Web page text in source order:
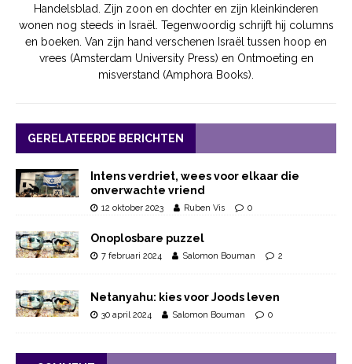
Handelsblad. Zijn zoon en dochter en zijn kleinkinderen
wonen nog steeds in Israël. Tegenwoordig schrijft hij columns
en boeken. Van zijn hand verschenen Israël tussen hoop en
vrees (Amsterdam University Press) en Ontmoeting en
misverstand (Amphora Books).
GERELATEERDE BERICHTEN
Intens verdriet, wees voor elkaar die
onverwachte vriend
12 oktober 2023 Ruben Vis 0
Onoplosbare puzzel
7 februari 2024 Salomon Bouman 2
Netanyahu: kies voor Joods leven
30 april 2024 Salomon Bouman 0